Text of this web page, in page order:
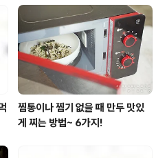
저 풀반장이 정말
니 글쎄…. (아, 잠
고 옆에서 담당자
찜통이나 찜기 없을 때 만두 맛있
게 찌는 방법~ 6가지!